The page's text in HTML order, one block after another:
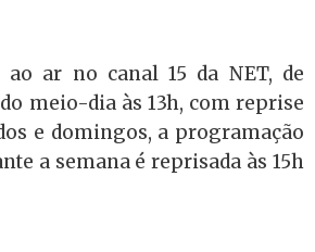
ar no canal 15 da NET, de
meio-dia às 13h, com reprise
e domingos, a programação
a semana é reprisada às 15h